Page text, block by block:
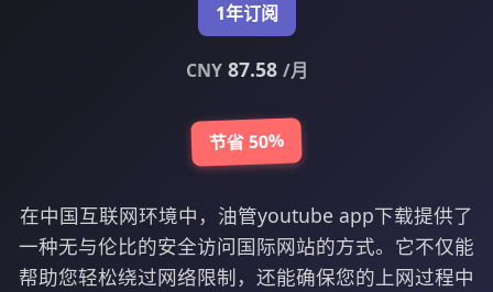
1年订阅
CNY87.58 /月
节省 50%
在中国互联网环境中，油管youtube app下载提供了
一种无与伦比的安全访问国际网站的方式。它不仅能
帮助您轻松绕过网络限制，还能确保您的上网过程中